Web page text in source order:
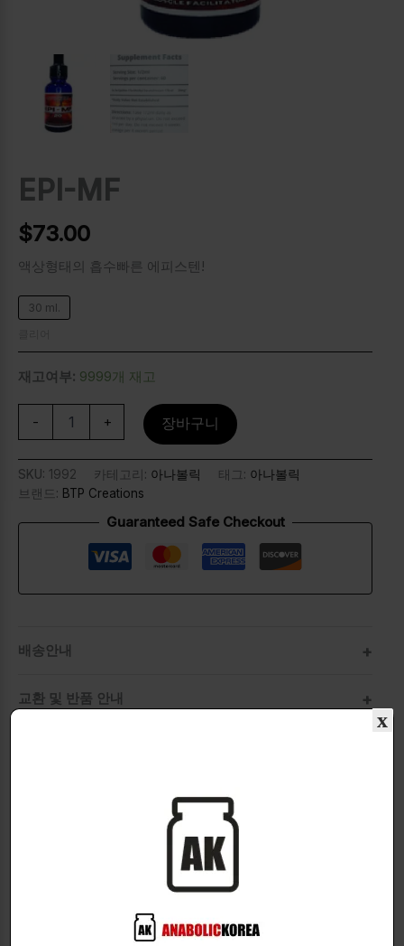
EPI-MF
$73.00
액상형태의 흡수빠른 에피스텐!
30 ml.
재고여부: 9999개 재고
- + 장바구니
SKU: 1992 카테고리: 아나볼릭 태그: 아나볼릭
브랜드: BTP Creations
Guaranteed Safe Checkout
배송안내
교환 및 반품 안내
BTP Creations사의:
x